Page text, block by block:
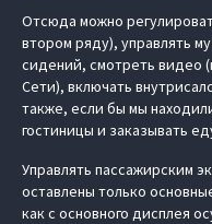
Отсюда можно
втором ряду), управлять
сидений, смотреть видео
Сети), включать
также, если бы мы
гостиницы и заказывать
Управлять пассажирским
оставлены только
как с основного дисплея